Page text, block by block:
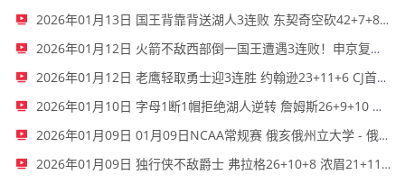
2026年01月13日 国王背靠背送湖人3连败 东契奇空砍42+7+8+4断 威少22+5+7
2026年01月12日 火箭不敌西部倒一国王遭遇3连败！申京复出19+9 阿门31+13+6
2026年01月12日 老鹰轻取勇士迎3连胜 约翰逊23+11+6 CJ首秀12分 库里31+5
2026年01月10日 字母1断1帽拒绝湖人逆转 詹姆斯26+9+10 东契奇25中8&致命6犯
2026年01月09日 01月09日NCAA常规赛 俄亥俄州立大学 - 俄勒冈大学 集锦
2026年01月09日 独行侠不敌爵士 弗拉格26+10+8 浓眉21+11&伤退 马尔卡宁33+7